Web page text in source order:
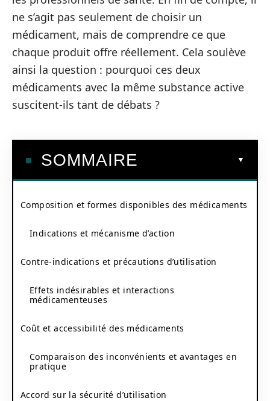
ne s’agit pas seulement de choisir un
médicament, mais de comprendre ce que
chaque produit offre réellement. Cela soulève
ainsi la question : pourquoi ces deux
médicaments avec la même substance active
suscitent-ils tant de débats ?
SOMMAIRE
Composition et formes disponibles des médicaments
Indications et mécanisme d’action
Contre-indications et précautions d’utilisation
Effets indésirables et interactions
médicamenteuses
Coût et accessibilité des médicaments
Comparaison des inconvénients et avantages en
pratique
Accord sur la sécurité d’utilisation